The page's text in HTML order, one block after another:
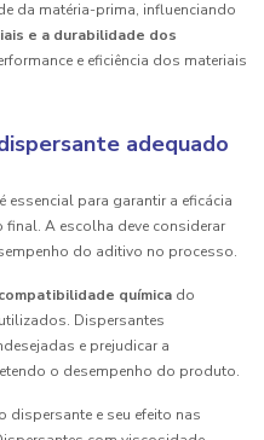
da matéria-prima, influenciando
e a durabilidade dos
e eficiência dos materiais
adequado
é essencial para garantir a eficácia
A escolha deve considerar
do aditivo no processo.
compatibilidade química do
Dispersantes
e prejudicar a
o desempenho do produto.
dispersante e seu efeito nas